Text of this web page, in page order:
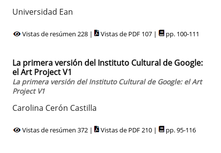
Universidad Ean
Vistas de resúmen 228 | Vistas de PDF 107 | pp. 100-111
La primera versión del Instituto Cultural de Google:
el Art Project V1
La primera versión del Instituto Cultural de Google: el Art
Project V1
Carolina Cerón Castilla
Vistas de resúmen 372 | Vistas de PDF 210 | pp. 95-116